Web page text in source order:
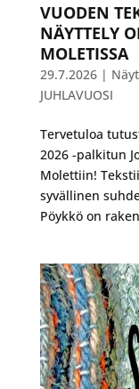
VUODEN
NÄYTTELY
MOLETISSA
29.7.2026|
JUHLAVUOSI
Tervetuloa
2026 -palkitun
Molettiin!
syvällinen
Pöykkö on